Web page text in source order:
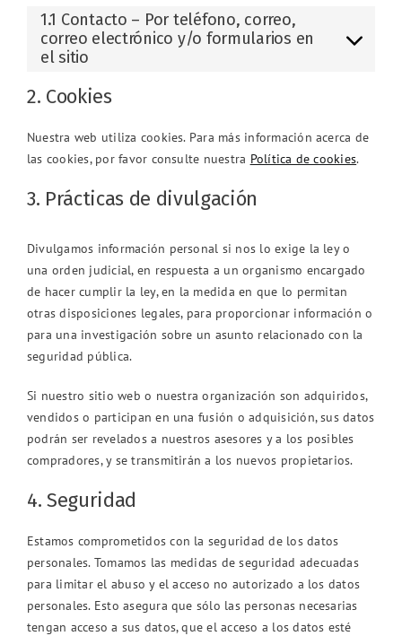
1.1 Contacto – Por teléfono, correo,
correo electrónico y/o formularios en
el sitio
2. Cookies
Nuestra web utiliza cookies. Para más información acerca de
las cookies, por favor consulte nuestra Política de cookies.
3. Prácticas de divulgación
Divulgamos información personal si nos lo exige la ley o
una orden judicial, en respuesta a un organismo encargado
de hacer cumplir la ley, en la medida en que lo permitan
otras disposiciones legales, para proporcionar información o
para una investigación sobre un asunto relacionado con la
seguridad pública.
Si nuestro sitio web o nuestra organización son adquiridos,
vendidos o participan en una fusión o adquisición, sus datos
podrán ser revelados a nuestros asesores y a los posibles
compradores, y se transmitirán a los nuevos propietarios.
4. Seguridad
Estamos comprometidos con la seguridad de los datos
personales. Tomamos las medidas de seguridad adecuadas
para limitar el abuso y el acceso no autorizado a los datos
personales. Esto asegura que sólo las personas necesarias
tengan acceso a sus datos, que el acceso a los datos esté